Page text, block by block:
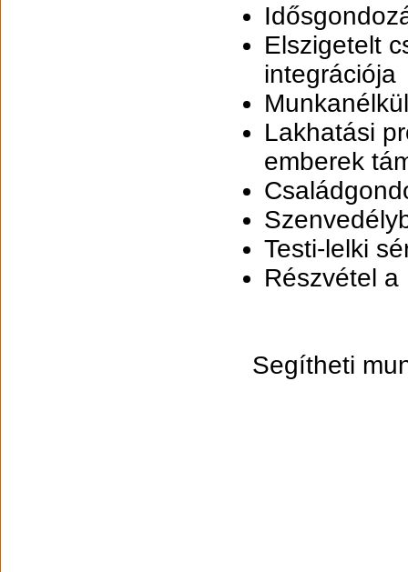
Elszigetelt
integrációja
Lakhatási
emberek
Testi-lelki
Részvétel
Segítheti